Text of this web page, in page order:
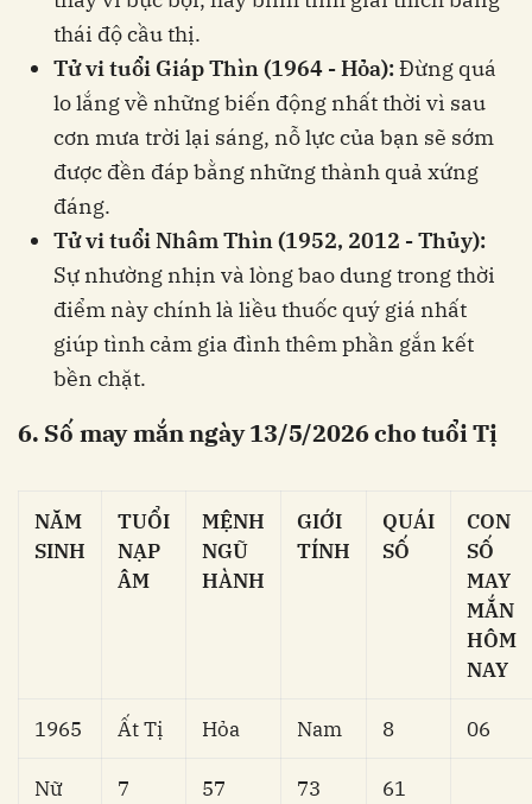
thái độ cầu thị.
Tử vi tuổi Giáp Thìn (1964 - Hỏa):Đừng quá
lo lắng về những biến động nhất thời vì sau
cơn mưa trời lại sáng, nỗ lực của bạn sẽ sớm
được đền đáp bằng những thành quả xứng
đáng.
Tử vi tuổi Nhâm Thìn (1952, 2012 - Thủy):
Sự nhường nhịn và lòng bao dung trong thời
điểm này chính là liều thuốc quý giá nhất
giúp tình cảm gia đình thêm phần gắn kết
bền chặt.
6. Số may mắn ngày 13/5/2026 cho tuổi Tị
NĂM
SINH
TUỔI
NẠP
ÂM
MỆNH
NGŨ
HÀNH
GIỚI
TÍNH
QUÁI
SỐ
CON
SỐ
MAY
MẮN
HÔM
NAY
1965 Ất Tị Hỏa Nam 8 06
Nữ 7 57 73 61